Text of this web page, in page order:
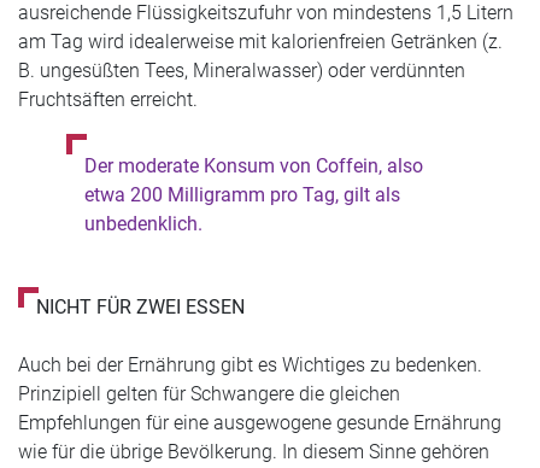
ausreichende Flüssigkeitszufuhr von mindestens 1,5 Litern
am Tag wird idealerweise mit kalorienfreien Getränken (z.
B. ungesüßten Tees, Mineralwasser) oder verdünnten
Fruchtsäften erreicht.
Der moderate Konsum von Coffein, also
etwa 200 Milligramm pro Tag, gilt als
unbedenklich.
NICHT FÜR ZWEI ESSEN
Auch bei der Ernährung gibt es Wichtiges zu bedenken.
Prinzipiell gelten für Schwangere die gleichen
Empfehlungen für eine ausgewogene gesunde Ernährung
wie für die übrige Bevölkerung. In diesem Sinne gehören